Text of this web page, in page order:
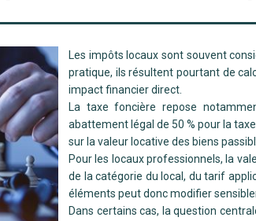
Les impôts locaux sont souvent
pratique, ils résultent pourtant de
impact financier direct.
La taxe foncière repose
abattement légal de 50 % pour la
sur la valeur locative des biens
Pour les locaux professionnels, la
de la catégorie du local, du tarif
éléments peut donc modifier
Dans certains cas, la question